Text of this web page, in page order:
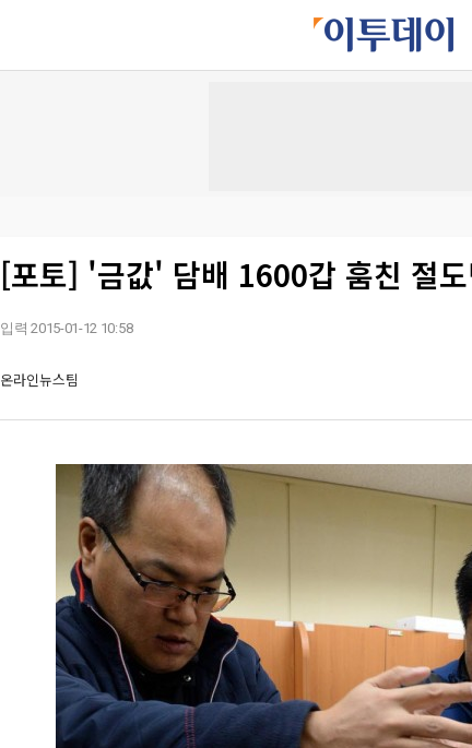
[포토] '금값' 담배 1600갑 훔친 절
입력 2015-01-12 10:58
온라인뉴스팀